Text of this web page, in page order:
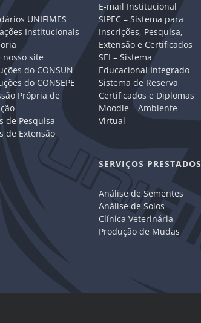
UNIFIMES
Institucionais
nosso site
do CONSUN
do CONSEPE
Própria de
de Pesquisa
de Extensão
E-mail Institucional
SIPEC – Sistema para
Inscrições, Pesquisa,
Extensão e Certificados
SEI – Sistema
Educacional Integrado
Sistema de Reserva
Certificados e Diplomas
Moodle – Ambiente
Virtual
SERVIÇOS PRESTADOS
Análise de Sementes
Análise de Solos
Clínica Veterinária
Produção de Mudas